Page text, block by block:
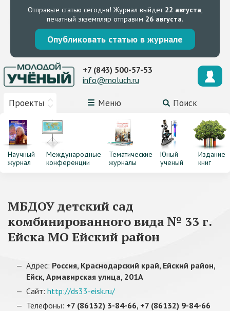
Отправьте статью сегодня! Журнал выйдет 22 августа,
печатный экземпляр отправим 26 августа.
Опубликовать статью в журнале
Проекты Меню Поиск
+7 (843) 500-57-53
info@moluch.ru
Научный
журнал
Международные
конференции
Тематические
журналы
Юный
ученый
Издание
книг
МБДОУ детский сад
комбинированного вида № 33 г.
Ейска МО Ейский район
Адрес: Россия, Краснодарский край, Ейский район,
Ейск, Армавирская улица, 201А
Сайт: http://ds33-eisk.ru/
Телефоны: +7 (86132) 3-84-66, +7 (86132) 9-84-66